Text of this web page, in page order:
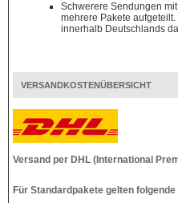
Schwerere Sendungen
mehrere Pakete
innerhalb Deutschlands
VERSANDKOSTENÜBERSICHT
Versand per DHL (International
Für Standardpakete gelten